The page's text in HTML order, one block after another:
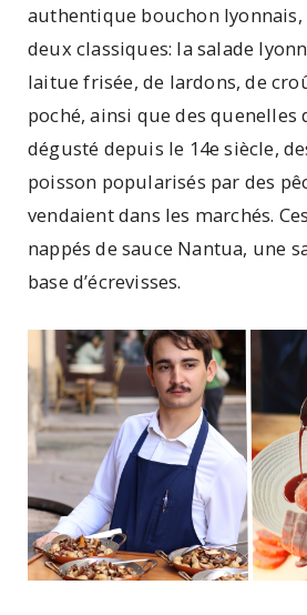
authentique bouchon lyonnais,
deux classiques: la salade
laitue frisée, de lardons, de
poché, ainsi que des
dégusté depuis le 14e siècle,
poisson popularisés par des
vendaient dans les marchés.
nappés de sauce Nantua, une
base d’écrevisses.